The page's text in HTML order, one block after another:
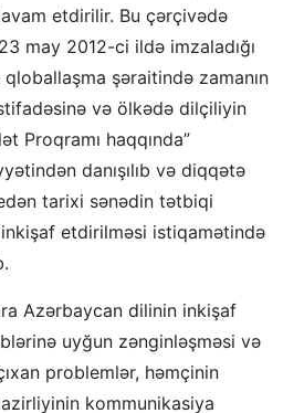
etdirilir. Bu çərçivədə
may 2012-ci ildə imzaladığı
şəraitində zamanın
və ölkədə dilçiliyin
Proqramı haqqında”
danışılıb və diqqətə
tarixi sənədin tətbiqi
etdirilməsi istiqamətində
Azərbaycan dilinin inkişaf
uyğun zənginləşməsi və
problemlər, həmçinin
kommunikasiya